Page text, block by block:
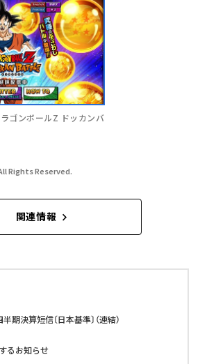
ゴンボールZ ドッカンバ
Rights Reserved.
関連情報
期決算短信〔日本基準〕（連結）
るお知らせ